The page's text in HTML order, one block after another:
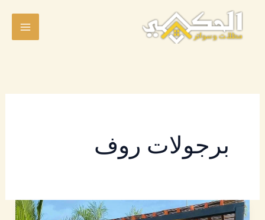
تخطي
برجولات روف
برجولات